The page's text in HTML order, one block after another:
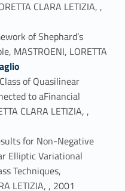
CLARA LETIZIA, ,
of Shephard’s
MASTROENI, LORETTA
of Quasilinear
to aFinancial
CLARA LETIZIA, ,
for Non-Negative
Elliptic Variational
Techniques,
LETIZIA, , 2001